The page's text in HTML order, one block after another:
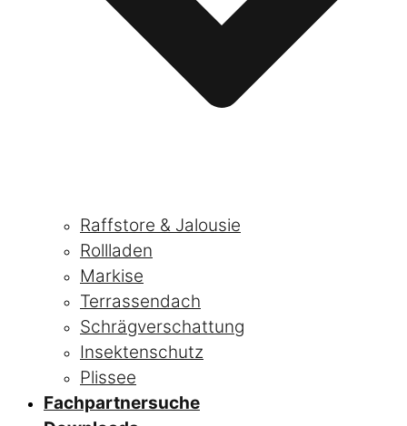
Raffstore & Jalousie
Rollladen
Markise
Terrassendach
Schrägverschattung
Insektenschutz
Plissee
Fachpartnersuche